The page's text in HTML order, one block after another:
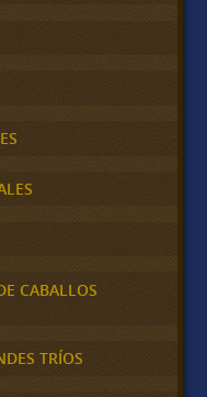
CABALLOS
TRÍOS